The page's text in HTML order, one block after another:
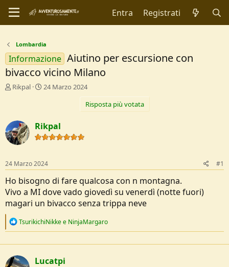
Entra Registrati
Lombardia
Informazione Aiutino per escursione con
bivacco vicino Milano
C
t
o
r
D
i
s
u
s
i
o
n
Rikpal
D
d
i
I
i
z
i
o
24 Marzo 2024
Risposta più votata
Rikpal
24 Marzo 2024 #1
Ho bisogno di fare qualcosa con n montagna.
Vivo a MI dove vado giovedì su venerdì (notte fuori)
magari un bivacco senza trippa neve
R
c
t
i
TsurikichiNikkee NinjaMargaro
Lucatpi